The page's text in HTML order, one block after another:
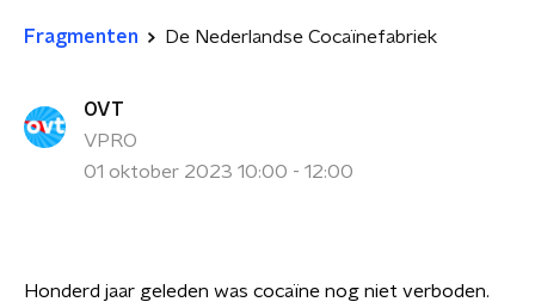
Fragmenten De Nederlandse Cocaïnefabriek
OVT
VPRO
01 oktober 2023 10:00 - 12:00
Honderd jaar geleden was cocaïne nog niet verboden.